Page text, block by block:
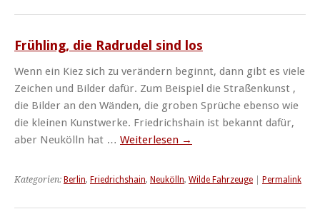
Frühling, die Radrudel sind los
Wenn ein Kiez sich zu verändern beginnt, dann gibt es viele
Zeichen und Bilder dafür. Zum Beispiel die Straßenkunst ,
die Bilder an den Wänden, die groben Sprüche ebenso wie
die kleinen Kunstwerke. Friedrichshain ist bekannt dafür,
aber Neukölln hat … Weiterlesen →
Kategorien: Berlin, Friedrichshain, Neukölln, Wilde Fahrzeuge Permalink